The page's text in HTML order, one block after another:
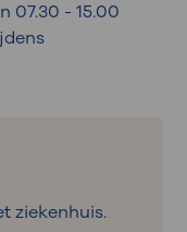
07.30 - 15.00
ziekenhuis.